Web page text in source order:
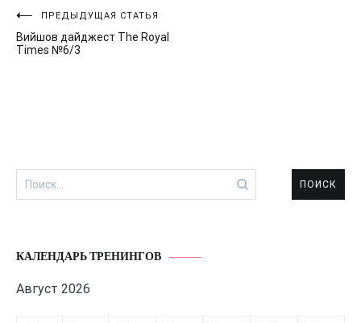
Навигация
по
ПРЕДЫДУЩАЯ СТАТЬЯ
Вийшов дайджест The Royal
Times №6/3
Найти:
КАЛЕНДАРЬ ТРЕНИНГОВ
Август 2026